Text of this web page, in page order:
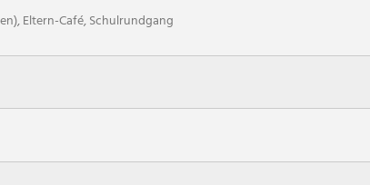
Eltern-Café, Schulrundgang